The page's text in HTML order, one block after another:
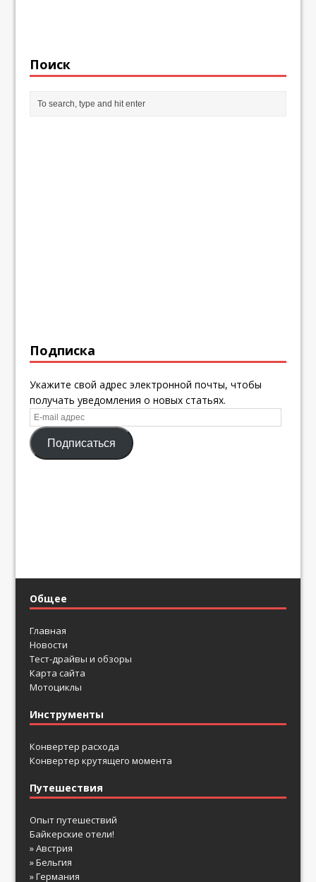
Поиск
Подписка
Укажите свой адрес электронной почты, чтобы
получать уведомления о новых статьях.
E-
mail
адресПодписаться
Общее
Главная
Новости
Тест-драйвы и обзоры
Карта сайта
Мотоциклы
Инструменты
Конвертер расхода
Конвертер крутящего момента
Путешествия
Опыт путешествий
Байкерские отели!
» Австрия
» Бельгия
» Германия